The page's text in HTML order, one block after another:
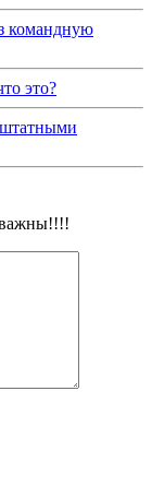
командную
это?
важны!!!!